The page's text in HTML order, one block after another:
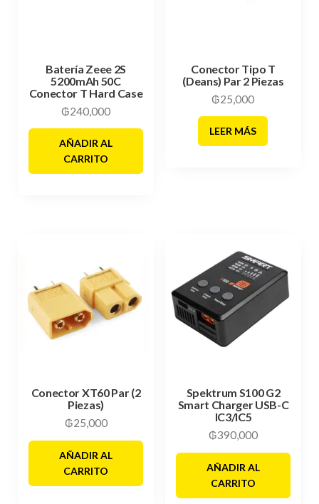
Batería Zeee 2S
5200mAh 50C
Conector T Hard Case
₲240,000
AÑADIR AL
CARRITO
Conector Tipo T
(Deans) Par 2 Piezas
₲25,000
LEER MÁS
Conector XT60 Par (2
Piezas)
₲25,000
AÑADIR AL
CARRITO
Spektrum S100 G2
Smart Charger USB-C
IC3/IC5
₲390,000
AÑADIR AL
CARRITO